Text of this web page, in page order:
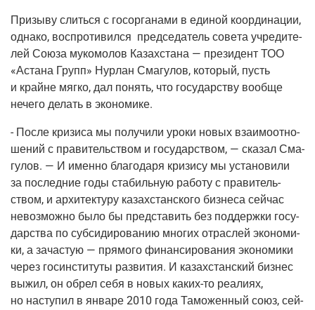
При­зы­ву слить­ся с госор­га­на­ми в еди­ной коор­ди­на­ции,
одна­ко, вос­про­ти­вил­ся пред­се­да­тель сове­та учре­ди­те­
лей Сою­за муко­мо­лов Казах­ста­на — пре­зи­дент ТОО
«Аста­на Групп» Нур­лан Сма­гу­лов, кото­рый, пусть
и крайне мяг­ко, дал понять, что госу­дар­ству вооб­ще
нече­го делать в экономике.
- После кри­зи­са мы полу­чи­ли уро­ки новых вза­и­мо­от­но­
ше­ний с пра­ви­тель­ством и госу­дар­ством, — ска­зал Сма­
гу­лов. — И имен­но бла­го­да­ря кри­зи­су мы уста­но­ви­ли
за послед­ние годы ста­биль­ную рабо­ту с пра­ви­тель­
ством, и архи­тек­ту­ру казах­стан­ско­го биз­не­са сей­час
невоз­мож­но было бы пред­ста­вить без под­держ­ки госу­
дар­ства по суб­си­ди­ро­ва­нию мно­гих отрас­лей эко­но­ми­
ки, а зача­стую — пря­мо­го финан­си­ро­ва­ния эко­но­ми­ки
через госин­сти­ту­ты раз­ви­тия. И казах­стан­ский биз­нес
выжил, он обрел себя в новых каких-то реа­ли­ях,
но насту­пил в янва­ре 2010 года Тамо­жен­ный союз, сей­